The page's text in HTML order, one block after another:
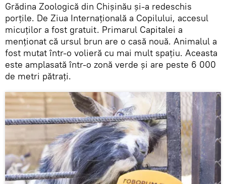
Grădina Zoologică din Chișinău și-a redeschis
porțile. De Ziua Internațională a Copilului, accesul
micuților a fost gratuit. Primarul Capitalei a
menționat că ursul brun are o casă nouă. Animalul a
fost mutat într-o volieră cu mai mult spațiu. Aceasta
este amplasată într-o zonă verde și are peste 6 000
de metri pătrați.